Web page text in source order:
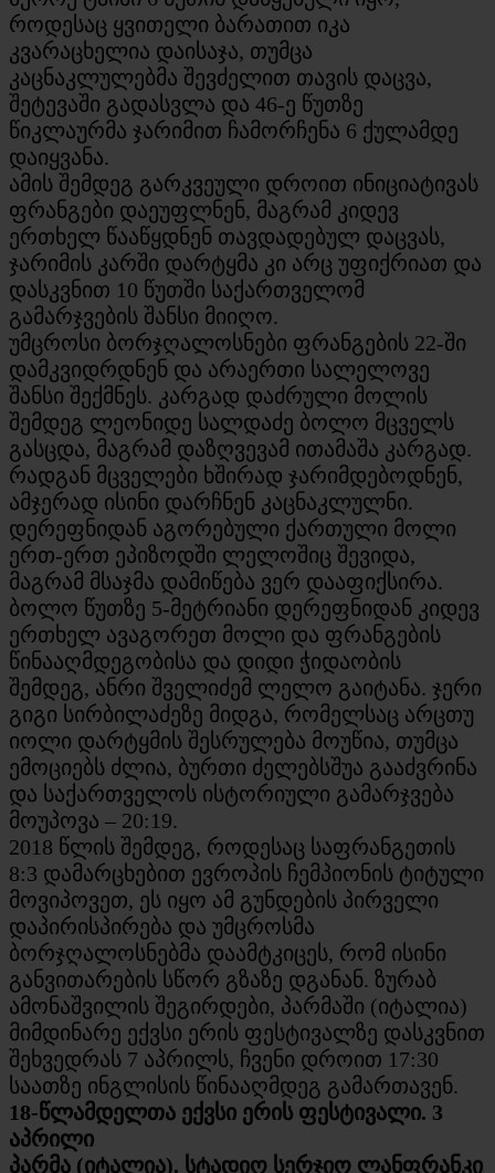
როდესაც ყვითელი ბარათით იკა
კვარაცხელია დაისაჯა, თუმცა
კაცნაკლულებმა შევძელით თავის დაცვა,
შეტევაში გადასვლა და 46-ე წუთზე
წიკლაურმა ჯარიმით ჩამორჩენა 6 ქულამდე
დაიყვანა.
ამის შემდეგ გარკვეული დროით ინიციატივას
ფრანგები დაეუფლნენ, მაგრამ კიდევ
ერთხელ წააწყდნენ თავდადებულ დაცვას,
ჯარიმის კარში დარტყმა კი არც უფიქრიათ და
დასკვნით 10 წუთში საქართველომ
გამარჯვების შანსი მიიღო.
უმცროსი ბორჯღალოსნები ფრანგების 22-ში
დამკვიდრდნენ და არაერთი სალელოვე
შანსი შექმნეს. კარგად დაძრული მოლის
შემდეგ ლეონიდე სალდაძე ბოლო მცველს
გასცდა, მაგრამ დაზღვევამ ითამაშა კარგად.
რადგან მცველები ხშირად ჯარიმდებოდნენ,
ამჯერად ისინი დარჩნენ კაცნაკლულნი.
დერეფნიდან აგორებული ქართული მოლი
ერთ-ერთ ეპიზოდში ლელოშიც შევიდა,
მაგრამ მსაჯმა დამიწება ვერ დააფიქსირა.
ბოლო წუთზე 5-მეტრიანი დერეფნიდან კიდევ
ერთხელ ავაგორეთ მოლი და ფრანგების
წინააღმდეგობისა და დიდი ჭიდაობის
შემდეგ, ანრი შველიძემ ლელო გაიტანა. ჯერი
გიგი სირბილაძეზე მიდგა, რომელსაც არცთუ
იოლი დარტყმის შესრულება მოუწია, თუმცა
ემოციებს ძლია, ბურთი ძელებსშუა გააძვრინა
და საქართველოს ისტორიული გამარჯვება
მოუპოვა – 20:19.
2018 წლის შემდეგ, როდესაც საფრანგეთის
8:3 დამარცხებით ევროპის ჩემპიონის ტიტული
მოვიპოვეთ, ეს იყო ამ გუნდების პირველი
დაპირისპირება და უმცროსმა
ბორჯღალოსნებმა დაამტკიცეს, რომ ისინი
განვითარების სწორ გზაზე დგანან. ზურაბ
ამონაშვილის შეგირდები, პარმაში (იტალია)
მიმდინარე ექვსი ერის ფესტივალზე დასკვნით
შეხვედრას 7 აპრილს, ჩვენი დროით 17:30
საათზე ინგლისის წინააღმდეგ გამართავენ.
18-წლამდელთა ექვსი ერის ფესტივალი. 3
აპრილი
პარმა (იტალია). სტადიო სერჯიო ლანფრანკი